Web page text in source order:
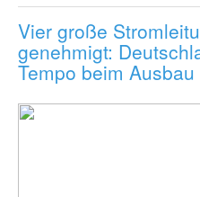
Vier große
genehmigt:
Tempo beim